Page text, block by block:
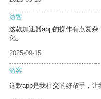
游客
这款加速器app的操作有点复
化。
2025-09-15
游客
这款app是我社交的好帮手，让